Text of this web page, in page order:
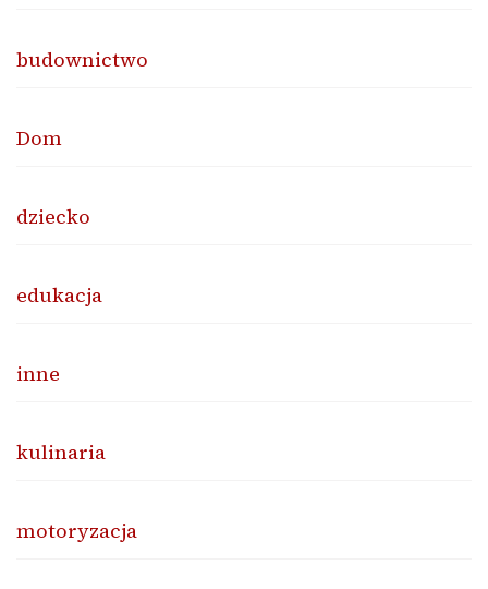
budownictwo
Dom
dziecko
edukacja
inne
kulinaria
motoryzacja